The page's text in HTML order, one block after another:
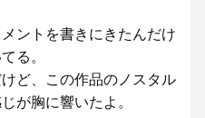
ントを書きにきたんだけ
る。
ど、この作品のノスタル
が胸に響いたよ。